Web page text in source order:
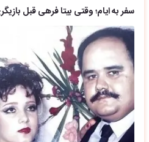
سفر به ایام؛ وقتی بیتا فرهی قبل بازیگری